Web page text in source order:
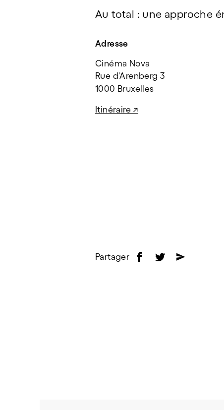
Au total : une approche
Adresse
Cinéma Nova
Rue d'Arenberg 3
1000 Bruxelles
Itinéraire ↗
Partager f t e